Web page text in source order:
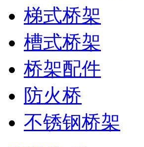
梯式桥架
槽式桥架
桥架配件
防火桥
不锈钢桥架